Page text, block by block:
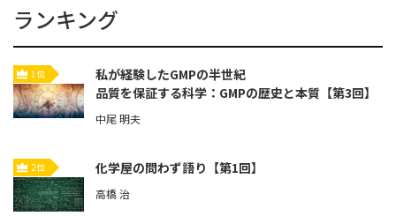
ランキング
1位
私が経験したGMPの半世紀
品質を保証する科学：GMPの歴史と本質【第3回】
中尾 明夫
2位 化学屋の問わず語り【第1回】
高橋 治